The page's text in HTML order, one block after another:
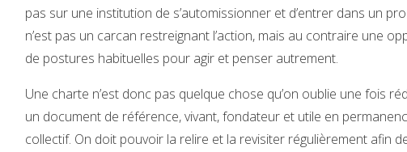
pas sur une institution de s’automissionner et d’entrer dans un
n’est pas un carcan restreignant l’action, mais au contraire une
de postures habituelles pour agir et penser autrement.
Une charte n’est donc pas quelque chose qu’on oublie une fois
un document de référence, vivant, fondateur et utile en
collectif. On doit pouvoir la relire et la revisiter régulièrement afin